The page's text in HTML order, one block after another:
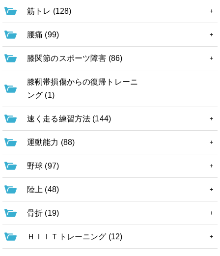
筋トレ (128)
腰痛 (99)
膝関節のスポーツ障害 (86)
膝靭帯損傷からの復帰トレーニ
ング (1)
速く走る練習方法 (144)
運動能力 (88)
野球 (97)
陸上 (48)
骨折 (19)
ＨＩＩＴトレーニング (12)